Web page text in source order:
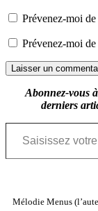
Prévenez-moi
Prévenez-moi
Abonnez-vous
derniers
Saisissez votre adresse e-mail…
Mélodie Menus